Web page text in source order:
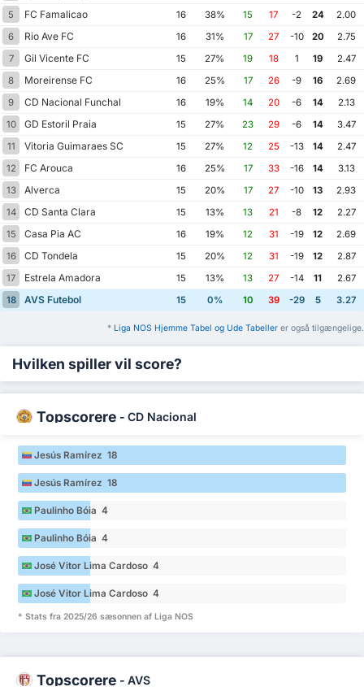
5
FC Famalicao 16 38% 15 17 -2 24
2.00
6
Rio Ave FC 16 31% 17 27 -10 20
2.75
7
Gil Vicente FC 15 27% 19 18 1 19
2.47
8
Moreirense FC 16 25% 17 26 -9 16
2.69
9
CD Nacional Funchal 16 19% 14 20 -6 14
2.13
10
GD Estoril Praia 15 27% 23 29 -6 14
3.47
11
Vitoria Guimaraes SC 15 27% 12 25 -13 14
2.47
12
FC Arouca 16 25% 17 33 -16 14
3.13
13
Alverca 15 20% 17 27 -10 13
2.93
14
CD Santa Clara 15 13% 13 21 -8 12
2.27
15
Casa Pia AC 16 19% 12 31 -19 12
2.69
16
CD Tondela 15 20% 12 31 -19 12
2.87
17
Estrela Amadora 15 13% 13 27 -14 11
2.67
18
AVS Futebol 15 0% 10 39 -29 5 3.27
* Liga NOS Hjemme Tabel og Ude Tabeller er også tilgængelige.
Hvilken spiller vil score?
Topscorere - CD Nacional
Jesús Ramírez 18
Jesús Ramírez 18
Paulinho Bóia 4
Paulinho Bóia 4
José Vitor Lima Cardoso 4
José Vitor Lima Cardoso 4
* Stats fra 2025/26 sæsonnen af Liga NOS
Topscorere - AVS